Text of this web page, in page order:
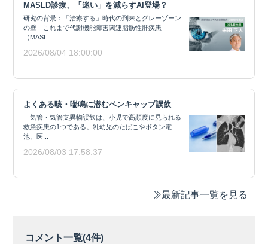
MASLD診療、「迷い」を減らすAI登場？
研究の背景：「治療する」時代の到来とグレーゾーン
の壁 これまで代謝機能障害関連脂肪性肝疾患
（MASL...
2026/08/04 18:00:00
よくある咳・喘鳴に潜むペンキャップ誤飲
気管・気管支異物誤飲は、小児で高頻度に見られる
救急疾患の1つである。乳幼児のたばこやボタン電
池、医...
2026/08/03 17:58:37
最新記事一覧を見る
コメント一覧(4件)